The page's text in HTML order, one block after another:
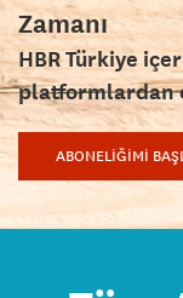
Zamanı
HBR Türkiye
platformlardan
ABONELİĞİMİ